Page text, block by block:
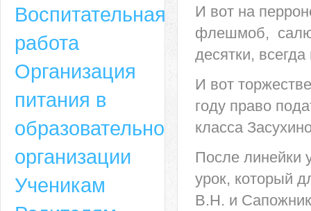
6-49, электронный адрес: aja_70@mail.ru
И вот на
флешмоб,
десятки,
И вот
году право
класса
После линейки
урок, который
В.Н. и
Воспитательная
работа
Организация
питания в
образовательной
организации
Ученикам